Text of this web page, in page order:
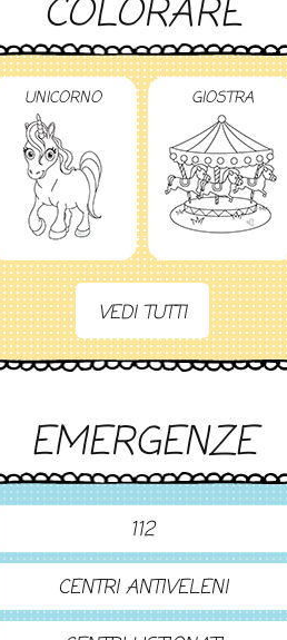
COLORARE
UNICORNO GIOSTRA
VEDI TUTTI
EMERGENZE
112
CENTRI ANTIVELENI